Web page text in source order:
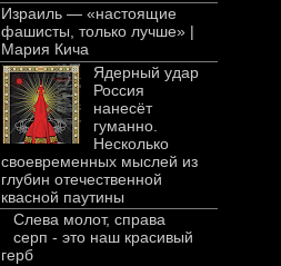
Израиль — «настоящие
фашисты, только лучше» |
Мария Кича
Ядерный удар
Россия
нанесёт
гуманно.
Несколько
своевременных мыслей из
глубин отечественной
квасной паутины
Слева молот, справа
серп - это наш красивый
герб